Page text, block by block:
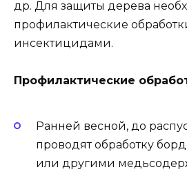
др. Для защиты дерева
профилактические
инсектицидами.
Профилактические
Ранней весной, до
проводят обработку
или другими